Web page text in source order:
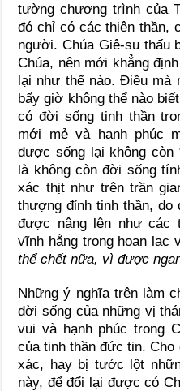
tường chương trình của
đó chỉ có các thiên thần,
người. Chúa Giê-su thấu
Chúa, nên mới khẳng
lại như thế nào. Điều mà
bấy giờ không thể nào
có đời sống tinh thần
mới mẻ và hạnh phúc
được sống lại không còn
là không còn đời sống
xác thịt như trên trần
thượng đỉnh tinh thần, do
được nâng lên như các
vĩnh hằng trong hoan lạc
thể chết nữa, vì được
Những ý nghĩa trên làm
đời sống của những vị
vui và hạnh phúc trong
của tinh thần đức tin. Cho
xác, hay bị tước lột
này, để đổi lại được có